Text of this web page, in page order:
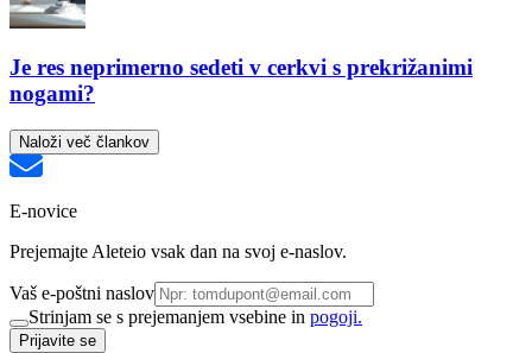
Je res neprimerno sedeti v cerkvi s prekrižanimi
nogami?
Naloži več člankov
E-novice
Prejemajte Aleteio vsak dan na svoj e-naslov.
Vaš e-poštni naslov
Strinjam se s prejemanjem vsebine in pogoji.
Prijavite se